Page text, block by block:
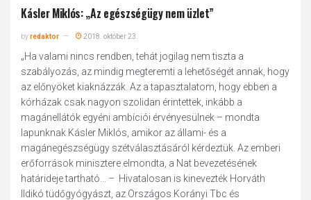
Kásler Miklós: „Az egészségügy nem üzlet”
byredaktor 2018. október 23.
„Ha valami nincs rendben, tehát jogilag nem tiszta a
szabályozás, az mindig megteremti a lehetőségét annak, hogy
az előnyöket kiaknázzák. Az a tapasztalatom, hogy ebben a
kórházak csak nagyon szolidan érintettek, inkább a
magánellátók egyéni ambíciói érvényesülnek – mondta
lapunknak Kásler Miklós, amikor az állami- és a
magánegészségügy szétválasztásáról kérdeztük. Az emberi
erőforrások minisztere elmondta, a Nat bevezetésének
határideje tartható... – Hivatalosan is kinevezték Horváth
Ildikó tüdőgyógyászt, az Országos Korányi Tbc és